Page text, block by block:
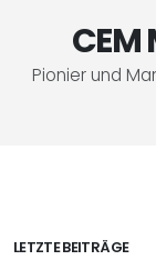
Pionier und
LETZTE BEITRÄGE